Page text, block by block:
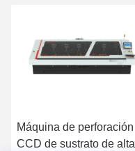
Máquina de perforación
CCD de sustrato de alta